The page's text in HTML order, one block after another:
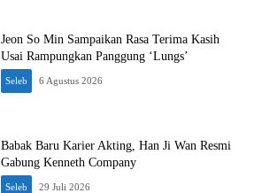
Jeon So Min Sampaikan Rasa Terima Kasih
Usai Rampungkan Panggung ‘Lungs’
Seleb 6 Agustus 2026
Babak Baru Karier Akting, Han Ji Wan Resmi
Gabung Kenneth Company
Seleb 29 Juli 2026